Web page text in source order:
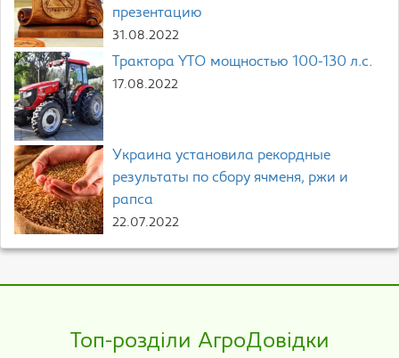
презентацию
31.08.2022
Трактора YTO мощностью 100-130 л.с.
17.08.2022
Украина установила рекордные
результаты по сбору ячменя, ржи и
рапса
22.07.2022
Топ-розділи АгроДовідки